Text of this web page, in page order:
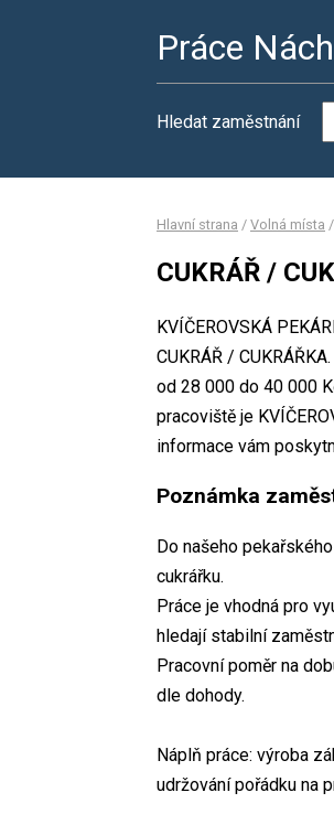
Práce
Hledat zaměstnání
Hlavní strana / Volná místa /
CUKRÁŘ /
KVÍČEROVSKÁ
CUKRÁŘ /
od 28 000 do 40 000
pracoviště je
informace vám
Poznámka
Do našeho
cukrářku.
Práce je vhodná pro
hledají stabilní
Pracovní poměr na
dle dohody.
Náplň práce: výroba
udržování pořádku na